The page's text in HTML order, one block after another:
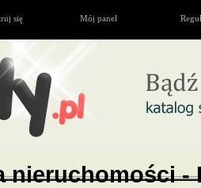
się Mój panel
nieruchomości